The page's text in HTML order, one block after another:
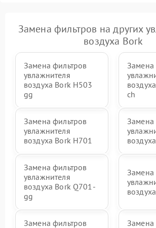
Замена фильтров на других
воздуха Bork
Замена фильтров
увлажнителя
воздуха Bork H503
gg
Замена
ch
Замена фильтров
увлажнителя
воздуха Bork H701
Замена
Замена фильтров
увлажнителя
воздуха Bork Q701-
gg
Замена
Замена фильтров
Замена